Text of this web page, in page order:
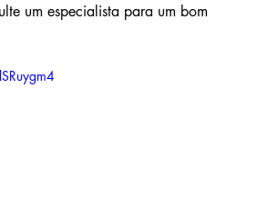
um especialista para um bom